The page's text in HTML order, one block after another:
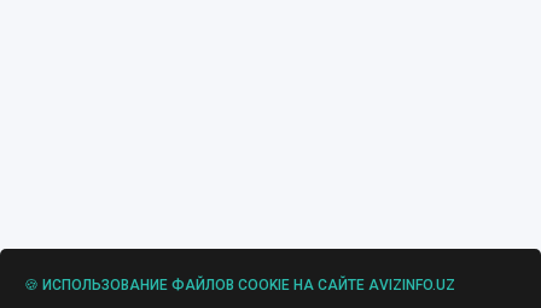
🍪 ИСПОЛЬЗОВАНИЕ ФАЙЛОВ COOKIE НА САЙТЕ AVIZINFO.UZ